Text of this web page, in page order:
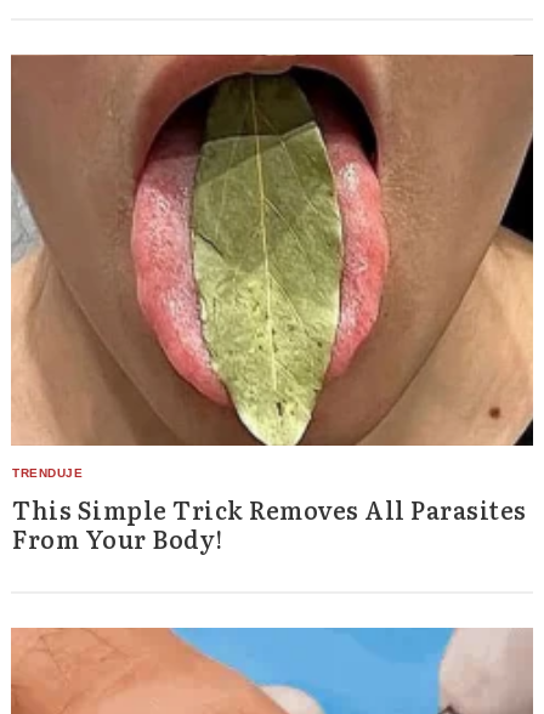
This Simple Trick Removes All Parasites
From Your Body!